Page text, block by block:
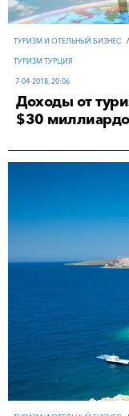
ТУРИЗМ И ОТЕЛЬНЫЙ БИЗНЕС /
ТУРИЗМ ТУРЦИЯ
7-04-2018, 20:06
Доходы от
$30